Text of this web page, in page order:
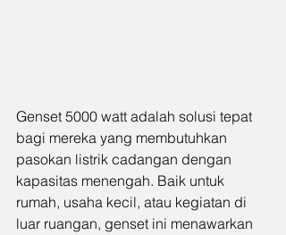
Genset 5000 watt adalah solusi tepat
bagi mereka yang membutuhkan
pasokan listrik cadangan dengan
kapasitas menengah. Baik untuk
rumah, usaha kecil, atau kegiatan di
luar ruangan, genset ini menawarkan